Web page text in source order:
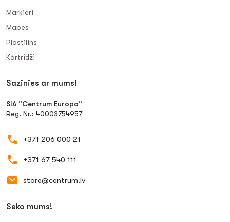
Marķieri
Mapes
Plastilīns
Kārtridži
Sazinies ar mums!
SIA "Centrum Europa"
Reģ. Nr.: 40003754957
+371 206 000 21
+371 67 540 111
store@centrum.lv
Seko mums!